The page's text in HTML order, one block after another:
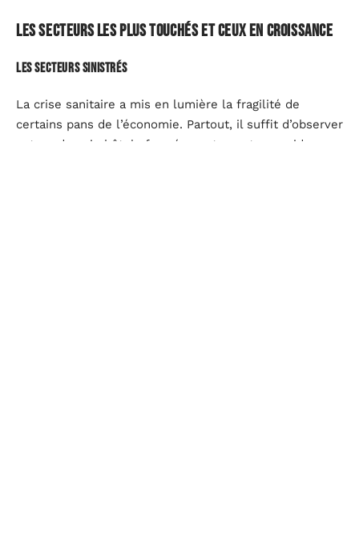
Les secteurs les plus touchés et ceux en croissance
Les secteurs sinistrés
La crise sanitaire a mis en lumière la fragilité de
certains pans de l’économie. Partout, il suffit d’observer
autour de soi : hôtels fermés, restaurants aux rideaux